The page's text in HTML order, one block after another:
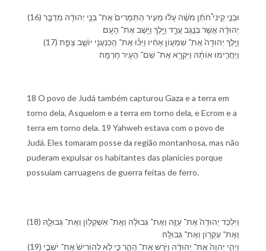
(16) וּ⁠בְנֵ֣י קֵינִי֩ חֹתֵ֨ן מֹשֶׁ֜ה עָל֨וּ מֵ⁠עִ֤יר הַ⁠תְּמָרִים֙ אֶת־ בְּנֵ֣י יְהוּדָ֔ה מִדְבַּ֣ר
יְהוּדָ֔ה אֲשֶׁ֖ר בְּ⁠נֶ֣גֶב עֲרָ֑ד וַ⁠יֵּ֖לֶךְ וַ⁠יֵּ֥שֶׁב אֶת־ הָ⁠עָֽם׃
(17) וַ⁠יֵּ֤לֶךְ יְהוּדָה֙ אֶת־ שִׁמְע֣וֹן אָחִ֔י⁠ו וַ⁠יַּכּ֕וּ אֶת־ הַֽ⁠כְּנַעֲנִ֖י יוֹשֵׁ֣ב צְפַ֑ת
וַ⁠יַּחֲרִ֣ימוּ אוֹתָ֔⁠הּ וַ⁠יִּקְרָ֥א אֶת־ שֵׁם־ הָ⁠עִ֖יר חָרְמָֽה׃
18 O povo de Judá também capturou Gaza e a terra em
torno dela, Asquelom e a terra em torno dela, e Ecrom e a
terra em torno dela. 19 Yahweh estava com o povo de
Judá. Eles tomaram posse da região montanhosa, mas não
puderam expulsar os habitantes das planícies porque
possuíam carruagens de guerra feitas de ferro.
(18) וַ⁠יִּלְכֹּ֤ד יְהוּדָה֙ אֶת־ עַזָּ֣ה וְ⁠אֶת־ גְּבוּלָ֔⁠הּ וְ⁠אֶֽת־ אַשְׁקְל֖וֹן וְ⁠אֶת־ גְּבוּלָ֑⁠הּ
וְ⁠אֶת־ עֶקְר֖וֹן וְ⁠אֶת־ גְּבוּלָֽ⁠הּ׃
(19) וַ⁠יְהִ֤י יְהוָה֙ אֶתּ־ יְהוּדָ֔ה וַ⁠יֹּ֖רֶשׁ אֶת־ הָ⁠הָ֑ר כִּ֣י לֹ֤א לְ⁠הוֹרִישׁ֙ אֶת־ יֹשְׁבֵ֣י